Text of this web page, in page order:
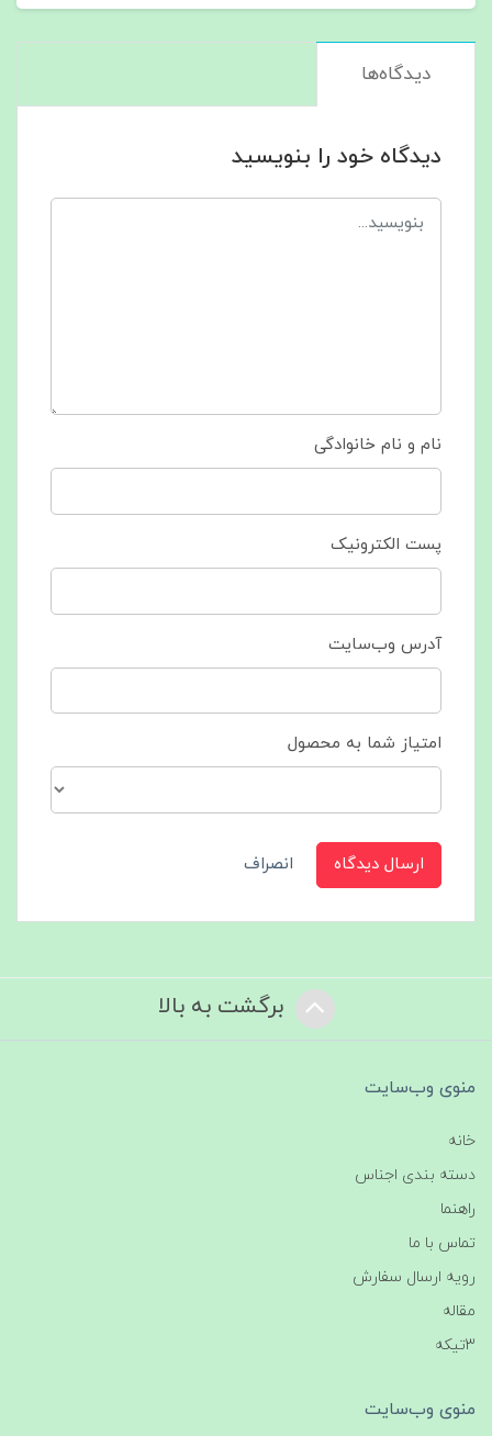
دیدگاه‌ها
دیدگاه خود را بنویسید
نام و نام خانوادگی
پست الکترونیک
آدرس وب‌سایت
امتیاز شما به محصول
ارسال دیدگاه انصراف
برگشت به بالا
منوی وب‌سایت
خانه
دسته بندی اجناس
راهنما
تماس با ما
رویه ارسال سفارش
مقاله
3تیکه
منوی وب‌سایت